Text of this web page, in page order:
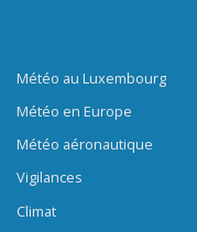
Météo au Luxembourg
Météo en Europe
Météo aéronautique
Vigilances
Climat